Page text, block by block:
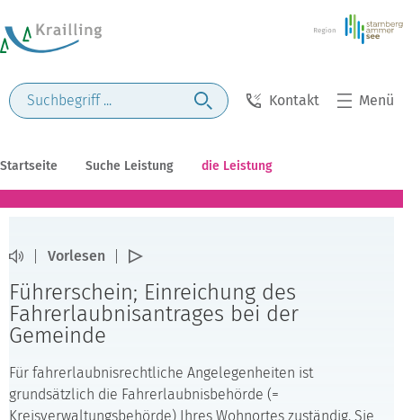
Kontakt Menü
Startseite Suche Leistung die Leistung
Vorlesen
Führerschein; Einreichung des
Fahrerlaubnisantrages bei der
Gemeinde
Für fahrerlaubnisrechtliche Angelegenheiten ist
grundsätzlich die Fahrerlaubnisbehörde (=
Kreisverwaltungsbehörde) Ihres Wohnortes zuständig. Sie